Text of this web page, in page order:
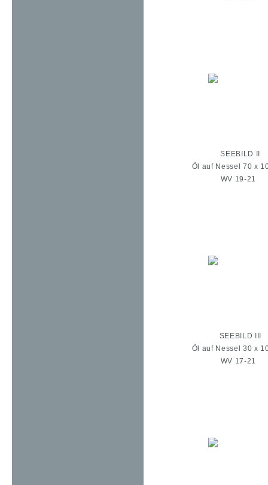
SEEBILD II
Öl auf Nessel 70 x
WV 19-21
SEEBILD III
Öl auf Nessel 30 x
WV 17-21